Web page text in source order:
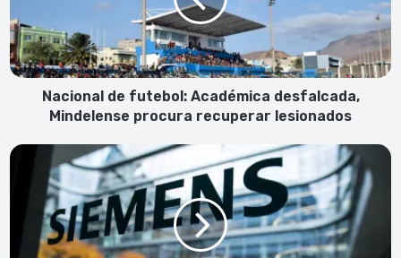
Mindelense
procura
recuperar
lesionados
Nacional de futebol: Académica desfalcada,
Mindelense procura recuperar lesionados
Rússia
surpreendida
Siemens